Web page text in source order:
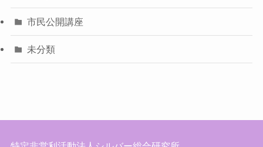
市民公開講座
未分類